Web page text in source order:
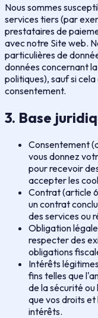
Nous sommes
services tiers (par
prestataires de
avec notre Site web.
particulières de
données concernant
politiques), sauf si
consentement.
3. Base
Consentement
vous donnez
pour recevoir
accepter les
Contrat (article
un contrat
des services ou
Obligation
respecter des
obligations
Intérêts
fins telles que
de la sécurité
que vos droits
intérêts.